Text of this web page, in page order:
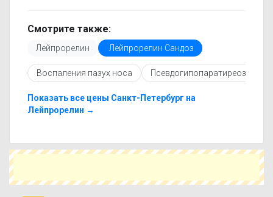
только актуальные данные.
Перед покупкой рекомендуется ознакомиться с
инструкцией по применению, показаниями и
противопоказаниями. При необходимости вы
можете подобрать аналоги Лейпрорелин
или более доступной ценой.
Чтобы купить Лейпрорелин Сандоз в
сэкономить время и выбрать оптимальный
Смотрите также:
Лейпрорелин Лейпрорелин Сандоз
Воспаления пазух носа Псевдогипопаратиреоз
Показать все цены Санкт-Петербург на
Лейпрорелин →